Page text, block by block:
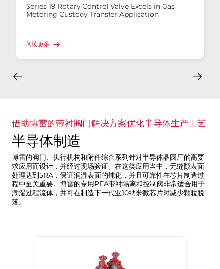
Series 19 Rotary Control Valve Excels in Gas
Metering Custody Transfer Application
阅读更多
借助博雷的带衬阀门解决方案优化半导体生产工艺
半导体制造
博雷的阀门、执行机构和附件综合系列针对半导体晶圆厂的高要
求应用而设计，并经过现场验证。在这类应用当中，无缝隙表面
处理达到5RA，保证润湿表面的钝化，并且可靠性在芯片制造过
程中至关重要。博雷的专用PFA带衬隔离和控制阀非常适合用于
潮湿过程流体，并可在制造下一代亚10纳米微芯片时减少颗粒脱
落。